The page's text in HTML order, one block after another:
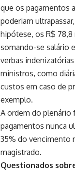
que os pagamentos
poderiam
hipótese, os R$ 78,8
somando-se salário
verbas
ministros, como
custos em caso de
exemplo.
A ordem do plenário
pagamentos nunca
35% do vencimento
magistrado.
Questionados